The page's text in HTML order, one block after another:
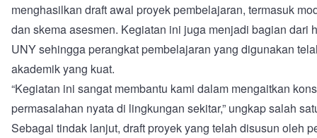
menghasilkan draft awal proyek pembelajaran, termasuk
dan skema asesmen. Kegiatan ini juga menjadi bagian dari
UNY sehingga perangkat pembelajaran yang digunakan
akademik yang kuat.
“Kegiatan ini sangat membantu kami dalam mengaitkan
permasalahan nyata di lingkungan sekitar,” ungkap salah
Sebagai tindak lanjut, draft proyek yang telah disusun oleh